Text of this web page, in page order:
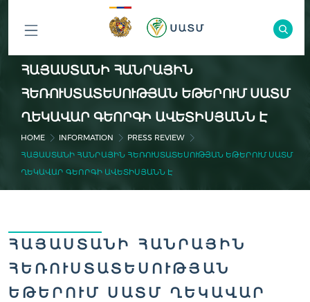
ԲՈԼՈՐ
ԲԱԺԻՆՆԵՐԸ
ՀԱՅԱՍՏԱՆԻ ՀԱՆՐԱՅԻՆ
ՀԵՌՈՒՍՏԱՏԵՍՈՒԹՅԱՆ ԵԹԵՐՈՒՄ ՍԱՏՄ
ՂԵԿԱՎԱՐ ԳԵՈՐԳԻ ԱՎԵՏԻՍՅԱՆՆ Է
HOME INFORMATION
PRESS REVIEW
ՀԱՅԱՍՏԱՆԻ ՀԱՆՐԱՅԻՆ ՀԵՌՈՒՍՏԱՏԵՍՈՒԹՅԱՆ ԵԹԵՐՈՒՄ ՍԱՏՄ
ՂԵԿԱՎԱՐ ԳԵՈՐԳԻ ԱՎԵՏԻՍՅԱՆՆ Է
ՀԱՅԱՍՏԱՆԻ ՀԱՆՐԱՅԻՆ
ՀԵՌՈՒՍՏԱՏԵՍՈՒԹՅԱՆ
ԵԹԵՐՈՒՄ ՍԱՏՄ ՂԵԿԱՎԱՐ